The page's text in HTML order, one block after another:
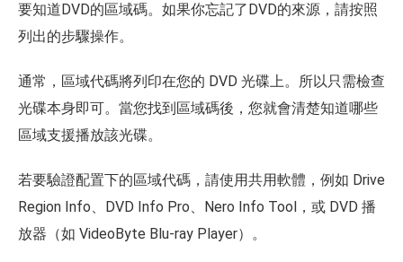
要知道DVD的區域碼。如果你忘記了DVD的來源，請按照
列出的步驟操作。
通常，區域代碼將列印在您的 DVD 光碟上。所以只需檢查
光碟本身即可。當您找到區域碼後，您就會清楚知道哪些
區域支援播放該光碟。
若要驗證配置下的區域代碼，請使用共用軟體，例如 Drive
Region Info、DVD Info Pro、Nero Info Tool，或 DVD 播
放器（如 VideoByte Blu-ray Player）。